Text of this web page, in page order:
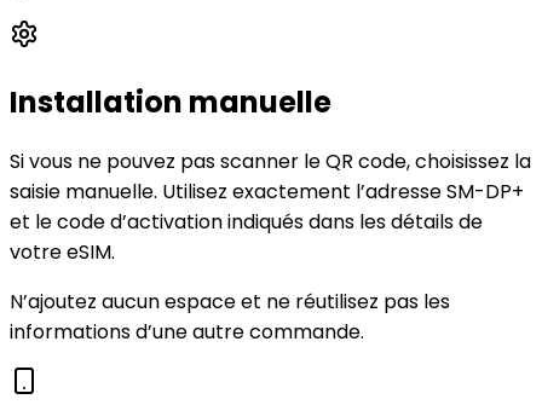
Installation manuelle
Si vous ne pouvez pas scanner le QR code, choisissez la
saisie manuelle. Utilisez exactement l’adresse SM-DP+
et le code d’activation indiqués dans les détails de
votre eSIM.
N’ajoutez aucun espace et ne réutilisez pas les
informations d’une autre commande.